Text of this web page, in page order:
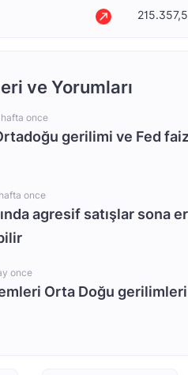
ve Yorumları
once
gerilimi ve Fed
once
agresif satışlar sona
once
Orta Doğu gerilimleri